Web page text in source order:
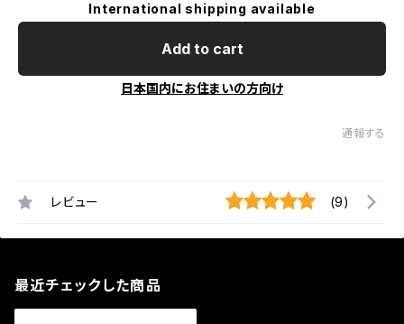
International shipping available
Add to cart
日本国内にお住まいの方向け
通報する
レビュー (9)
最近チェックした商品